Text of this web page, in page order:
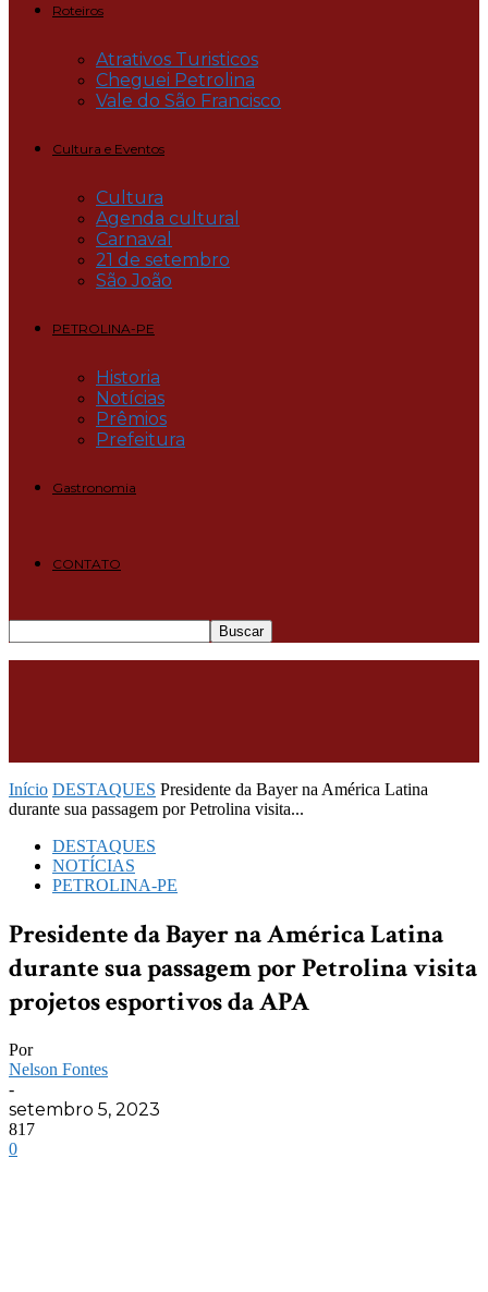
Roteiros
Atrativos Turisticos
Cheguei Petrolina
Vale do São Francisco
Cultura e Eventos
Cultura
Agenda cultural
Carnaval
21 de setembro
São João
PETROLINA-PE
Historia
Notícias
Prêmios
Prefeitura
Gastronomia
CONTATO
Início DESTAQUES Presidente da Bayer na América Latina
durante sua passagem por Petrolina visita...
DESTAQUES
NOTÍCIAS
PETROLINA-PE
Presidente da Bayer na América Latina
durante sua passagem por Petrolina visita
projetos esportivos da APA
Por
Nelson Fontes
-
setembro 5, 2023
817
0